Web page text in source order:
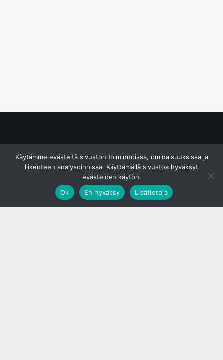
Käytämme evästeitä sivuston toiminnoissa, ominaisuuksissa ja
liikenteen analysoinnissa. Käyttämällä sivustoa hyväksyt
evästeiden käytön.
Ok
En hyväksy Lisätietoja